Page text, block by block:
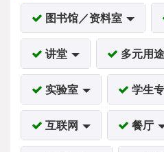
图书馆／资料室
讲堂 多元用
实验室 学生
互联网 餐厅